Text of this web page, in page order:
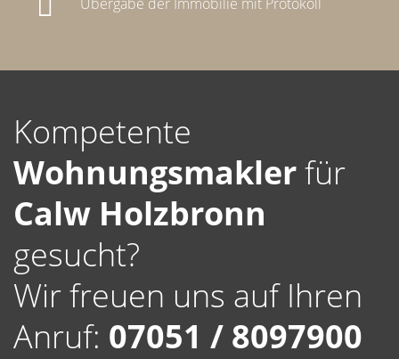
Kompetente
Wohnungsmaklerfür
Calw Holzbronn
gesucht?
Wir freuen uns auf Ihren
Anruf: 07051 / 8097900